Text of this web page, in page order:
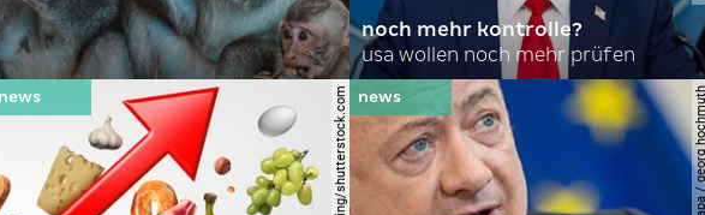
noch mehr kontrolle?
usa wollen noch mehr prüfen